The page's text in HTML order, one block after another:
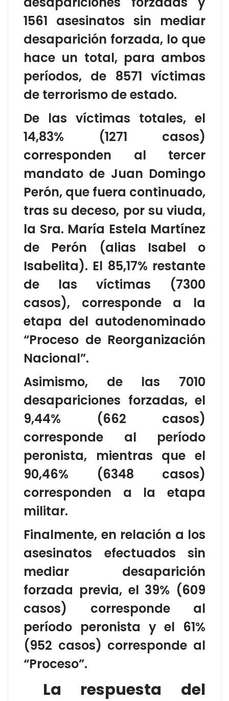
1561 asesinatos sin mediar
desaparición forzada, lo que
hace un total, para ambos
períodos, de 8571 víctimas
de terrorismo de estado.
De las víctimas totales, el
14,83% (1271 casos)
corresponden al tercer
mandato de Juan Domingo
Perón, que fuera continuado,
tras su deceso, por su viuda,
la Sra. María Estela Martínez
de Perón (alias Isabel o
Isabelita). El 85,17% restante
de las víctimas (7300
casos), corresponde a la
etapa del autodenominado
“Proceso de Reorganización
Nacional”.
Asimismo, de las 7010
desapariciones forzadas, el
9,44% (662 casos)
corresponde al período
peronista, mientras que el
90,46% (6348 casos)
corresponden a la etapa
militar.
Finalmente, en relación a los
asesinatos efectuados sin
mediar desaparición
forzada previa, el 39% (609
casos) corresponde al
período peronista y el 61%
(952 casos) corresponde al
“Proceso”.
La respuesta del